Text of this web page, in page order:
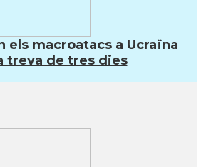
els macroatacs a Ucraïna
treva de tres dies